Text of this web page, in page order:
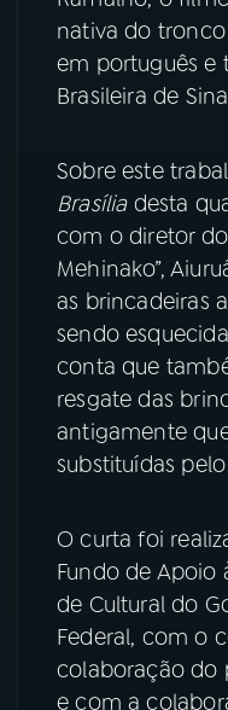
Instagram
TikTok
nativa do
em português e
Brasileira de
Sobre este
Brasíliadesta
com o diretor
Mehinako”,
as brincadeiras
sendo
conta que
resgate das
antigamente
substituídas
O curta foi
Fundo de Apoio
de Cultural do
Federal, com o
colaboração do
e com a